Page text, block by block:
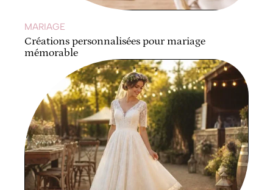
MARIAGE
Créations personnalisées pour mariage
mémorable